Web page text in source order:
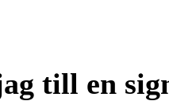
till en